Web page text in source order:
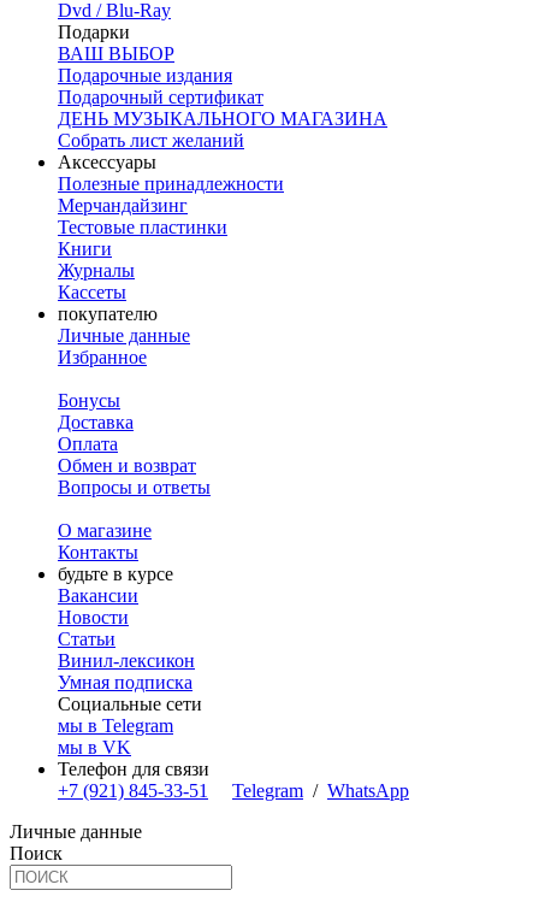
Dvd / Blu-Ray
Подарки
ВАШ ВЫБОР
Подарочные издания
Подарочный сертификат
ДЕНЬ МУЗЫКАЛЬНОГО МАГАЗИНА
Собрать лист желаний
Аксессуары
Полезные принадлежности
Мерчандайзинг
Тестовые пластинки
Книги
Журналы
Кассеты
покупателю
Личные данные
Избранное
Бонусы
Доставка
Оплата
Обмен и возврат
Вопросы и ответы
О магазине
Контакты
будьте в курсе
Вакансии
Новости
Статьи
Винил-лексикон
Умная подписка
Социальные сети
мы в Telegram
мы в VK
Телефон для связи
+7 (921) 845-33-51
Telegram / WhatsApp
Личные данные
Поиск